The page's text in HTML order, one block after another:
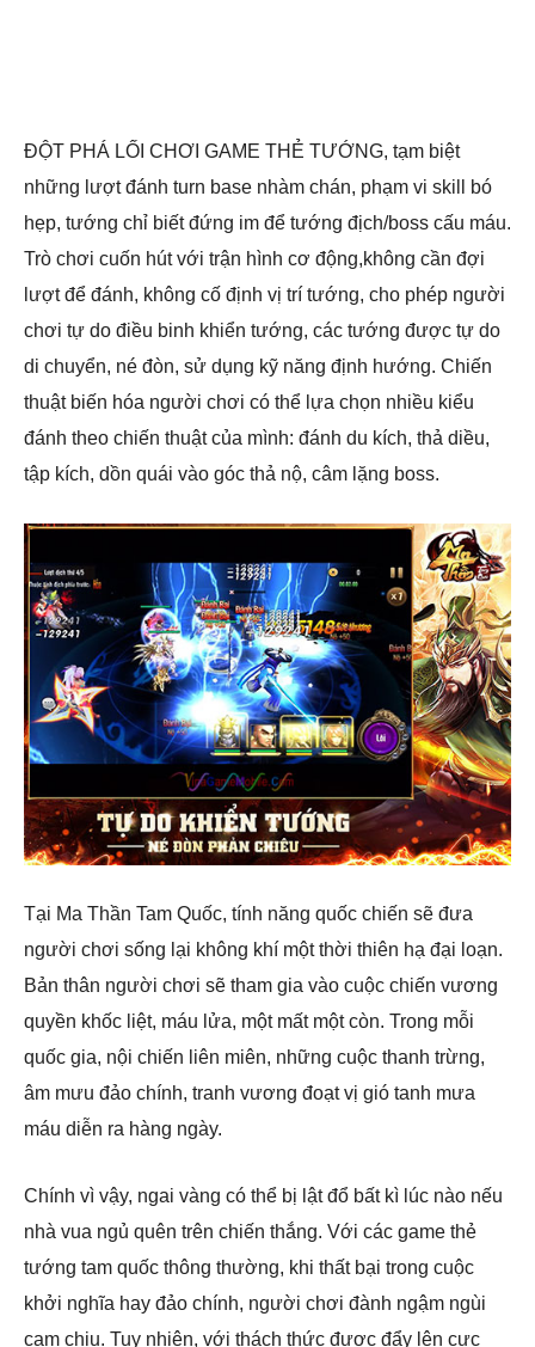
ĐỘT PHÁ LỐI CHƠI GAME THẺ TƯỚNG, tạm biệt
những lượt đánh turn base nhàm chán, phạm vi skill bó
hẹp, tướng chỉ biết đứng im để tướng địch/boss cấu máu.
Trò chơi cuốn hút với trận hình cơ động,không cần đợi
lượt để đánh, không cố định vị trí tướng, cho phép người
chơi tự do điều binh khiển tướng, các tướng được tự do
di chuyển, né đòn, sử dụng kỹ năng định hướng. Chiến
thuật biến hóa người chơi có thể lựa chọn nhiều kiểu
đánh theo chiến thuật của mình: đánh du kích, thả diều,
tập kích, dồn quái vào góc thả nộ, câm lặng boss.
Tại Ma Thần Tam Quốc, tính năng quốc chiến sẽ đưa
người chơi sống lại không khí một thời thiên hạ đại loạn.
Bản thân người chơi sẽ tham gia vào cuộc chiến vương
quyền khốc liệt, máu lửa, một mất một còn. Trong mỗi
quốc gia, nội chiến liên miên, những cuộc thanh trừng,
âm mưu đảo chính, tranh vương đoạt vị gió tanh mưa
máu diễn ra hàng ngày.
Chính vì vậy, ngai vàng có thể bị lật đổ bất kì lúc nào nếu
nhà vua ngủ quên trên chiến thắng. Với các game thẻ
tướng tam quốc thông thường, khi thất bại trong cuộc
khởi nghĩa hay đảo chính, người chơi đành ngậm ngùi
cam chịu. Tuy nhiên, với thách thức được đẩy lên cực